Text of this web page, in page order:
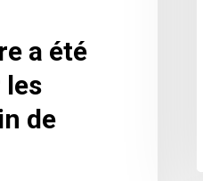
a été
les
de